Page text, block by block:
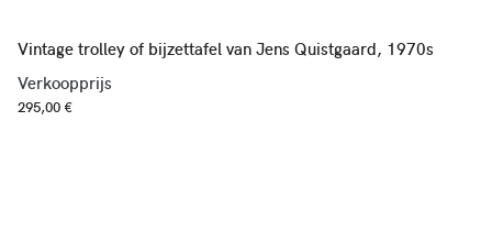
Vintage trolley of bijzettafel van Jens Quistgaard, 1970s
Verkoopprijs
295,00 €